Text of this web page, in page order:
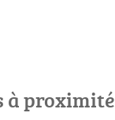
à proximité